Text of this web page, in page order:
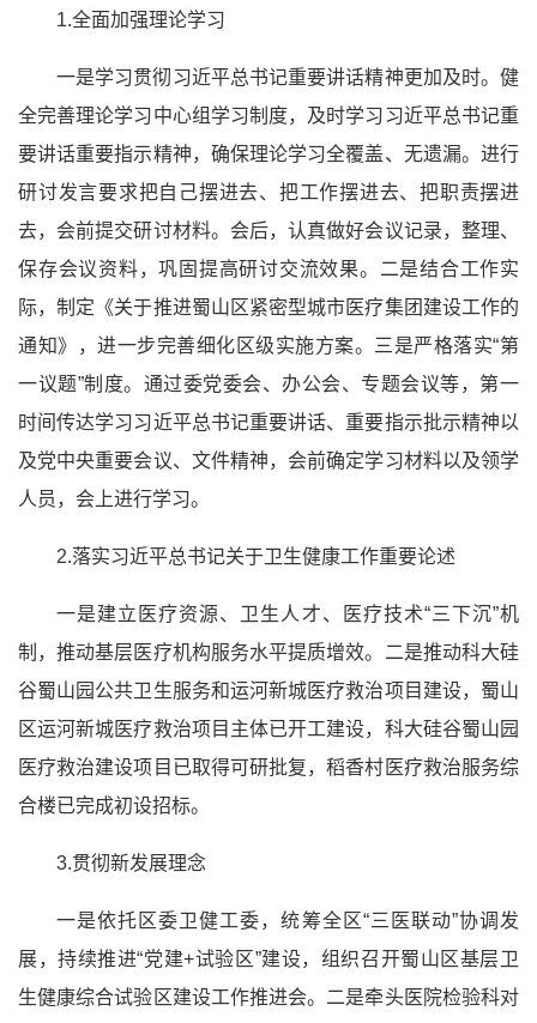
1.全面加强理论学习
一是学习贯彻习近平总书记重要讲话精神更加及时。健
全完善理论学习中心组学习制度，及时学习习近平总书记重
要讲话重要指示精神，确保理论学习全覆盖、无遗漏。进行
研讨发言要求把自己摆进去、把工作摆进去、把职责摆进
去，会前提交研讨材料。会后，认真做好会议记录，整理、
保存会议资料，巩固提高研讨交流效果。二是结合工作实
际，制定《关于推进蜀山区紧密型城市医疗集团建设工作的
通知》，进一步完善细化区级实施方案。三是严格落实“第
一议题”制度。通过委党委会、办公会、专题会议等，第一
时间传达学习习近平总书记重要讲话、重要指示批示精神以
及党中央重要会议、文件精神，会前确定学习材料以及领学
人员，会上进行学习。
2.落实习近平总书记关于卫生健康工作重要论述
一是建立医疗资源、卫生人才、医疗技术“三下沉”机
制，推动基层医疗机构服务水平提质增效。二是推动科大硅
谷蜀山园公共卫生服务和运河新城医疗救治项目建设，蜀山
区运河新城医疗救治项目主体已开工建设，科大硅谷蜀山园
医疗救治建设项目已取得可研批复，稻香村医疗救治服务综
合楼已完成初设招标。
3.贯彻新发展理念
一是依托区委卫健工委，统筹全区“三医联动”协调发
展，持续推进“党建+试验区”建设，组织召开蜀山区基层卫
生健康综合试验区建设工作推进会。二是牵头医院检验科对